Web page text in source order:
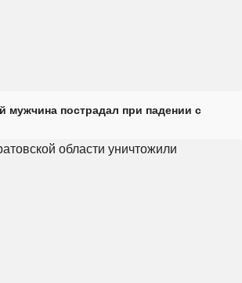
мужчина пострадал при падении с